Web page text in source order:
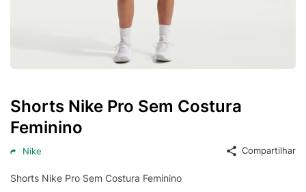
Shorts Nike Pro Sem Costura
Feminino
Nike Compartilhar
Shorts Nike Pro Sem Costura Feminino